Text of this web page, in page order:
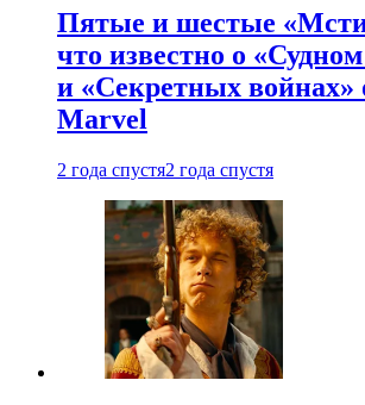
Пятые и шестые
что известно о
и «Секретных войнах»
Marvel
2 года спустя2 года спустя